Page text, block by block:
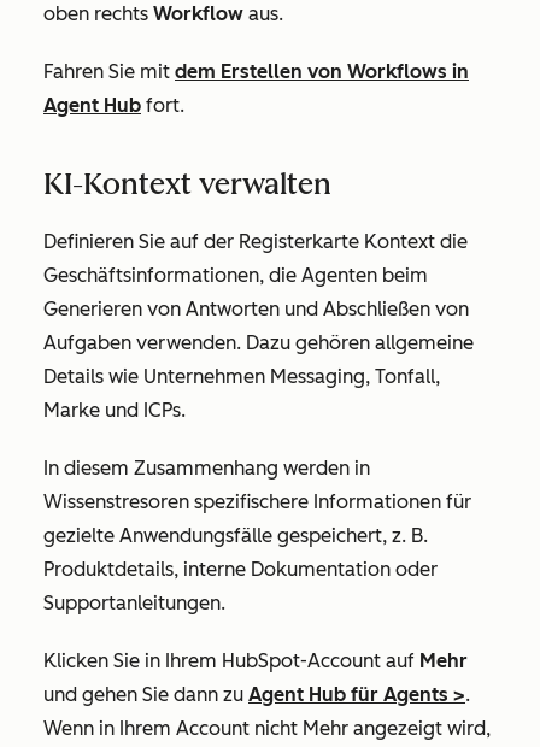
oben rechts Workflow aus.
Fahren Sie mit dem Erstellen von Workflows in
Agent Hub fort.
KI-Kontext verwalten
Definieren Sie auf der Registerkarte Kontext die
Geschäftsinformationen, die Agenten beim
Generieren von Antworten und Abschließen von
Aufgaben verwenden. Dazu gehören allgemeine
Details wie Unternehmen Messaging, Tonfall,
Marke und ICPs.
In diesem Zusammenhang werden in
Wissenstresoren spezifischere Informationen für
gezielte Anwendungsfälle gespeichert, z. B.
Produktdetails, interne Dokumentation oder
Supportanleitungen.
Klicken Sie in Ihrem HubSpot-Account auf Mehr
und gehen Sie dann zu Agent Hub für Agents >.
Wenn in Ihrem Account nicht Mehr angezeigt wird,